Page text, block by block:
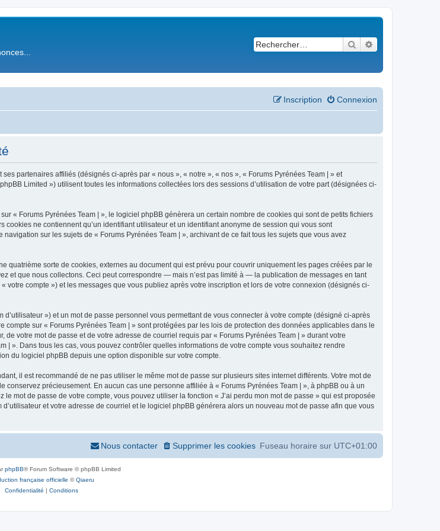
Rechercher
Connexion
Inscription
partenaires affiliés (désignés ci-après par « nous », « notre », « nos », « Forums Pyrénées Team | » et
Limited ») utilisent toutes les informations collectées lors des sessions d’utilisation de votre part (désignées ci-
« Forums Pyrénées Team | », le logiciel phpBB génèrera un certain nombre de cookies qui sont de petits fichiers
ne contiennent qu’un identifiant utilisateur et un identifiant anonyme de session qui vous sont
sur les sujets de « Forums Pyrénées Team | », archivant de ce fait tous les sujets que vous avez
quatrième sorte de cookies, externes au document qui est prévu pour couvrir uniquement les pages créées par le
et que nous collectons. Ceci peut correspondre — mais n’est pas limité à — la publication de messages en tant
votre compte ») et les messages que vous publiez après votre inscription et lors de votre connexion (désignés ci-
») et un mot de passe personnel vous permettant de vous connecter à votre compte (désigné ci-après
sur « Forums Pyrénées Team | » sont protégées par les lois de protection des données applicables dans le
votre mot de passe et de votre adresse de courriel requis par « Forums Pyrénées Team | » durant votre
». Dans tous les cas, vous pouvez contrôler quelles informations de votre compte vous souhaitez rendre
du logiciel phpBB depuis une option disponible sur votre compte.
il est recommandé de ne pas utiliser le même mot de passe sur plusieurs sites internet différents. Votre mot de
conservez précieusement. En aucun cas une personne affiliée à « Forums Pyrénées Team | », à phpBB ou à un
mot de passe de votre compte, vous pouvez utiliser la fonction « J’ai perdu mon mot de passe » qui est proposée
et votre adresse de courriel et le logiciel phpBB générera alors un nouveau mot de passe afin que vous
Fuseau horaire sur UTC+01:00
Supprimer les cookies
Nous contacter
phpBB® Forum Software © phpBB Limited
française officielle ©Qiaeru
Confidentialité | Conditions